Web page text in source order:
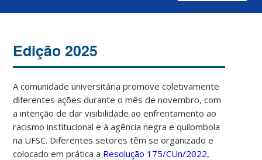
Edição 2025
A comunidade universitária promove coletivamente
diferentes ações durante o mês de novembro, com
a intenção de dar visibilidade ao enfrentamento ao
racismo institucional e à agência negra e quilombola
na UFSC. Diferentes setores têm se organizado e
colocado em prática a Resolução 175/CUn/2022,